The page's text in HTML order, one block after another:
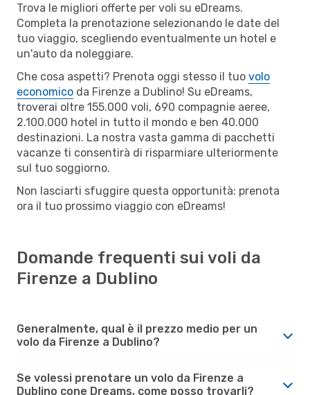
Trova le migliori offerte per voli su eDreams.
Completa la prenotazione selezionando le date del
tuo viaggio, scegliendo eventualmente un hotel e
un'auto da noleggiare.
Che cosa aspetti? Prenota oggi stesso il tuo volo
economico da Firenze a Dublino! Su eDreams,
troverai oltre 155.000 voli, 690 compagnie aeree,
2.100.000 hotel in tutto il mondo e ben 40.000
destinazioni. La nostra vasta gamma di pacchetti
vacanze ti consentirà di risparmiare ulteriormente
sul tuo soggiorno.
Non lasciarti sfuggire questa opportunità: prenota
ora il tuo prossimo viaggio con eDreams!
Domande frequenti sui voli da
Firenze a Dublino
Generalmente, qual è il prezzo medio per un
volo da Firenze a Dublino?
Se volessi prenotare un volo da Firenze a
Dublino cone Dreams, come posso trovarli?